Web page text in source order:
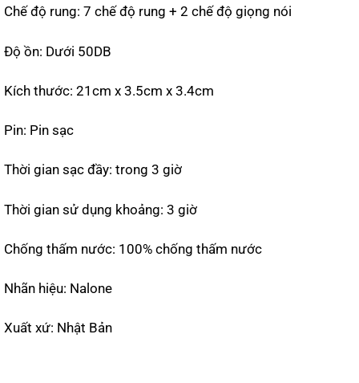
Chế độ rung: 7 chế độ rung + 2 chế độ giọng nói
Độ ồn: Dưới 50DB
Kích thước: 21cm x 3.5cm x 3.4cm
Pin: Pin sạc
Thời gian sạc đầy: trong 3 giờ
Thời gian sử dụng khoảng: 3 giờ
Chống thấm nước: 100% chống thấm nước
Nhãn hiệu: Nalone
Xuất xứ: Nhật Bản